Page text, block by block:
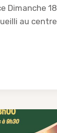
Dimanche 18
au centre